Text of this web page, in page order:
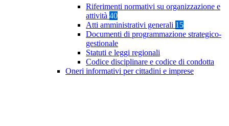
Riferimenti normativi su organizzazione e
attività 40
Atti amministrativi generali 15
Documenti di programmazione strategico-
gestionale
Statuti e leggi regionali
Codice disciplinare e codice di condotta
Oneri informativi per cittadini e imprese